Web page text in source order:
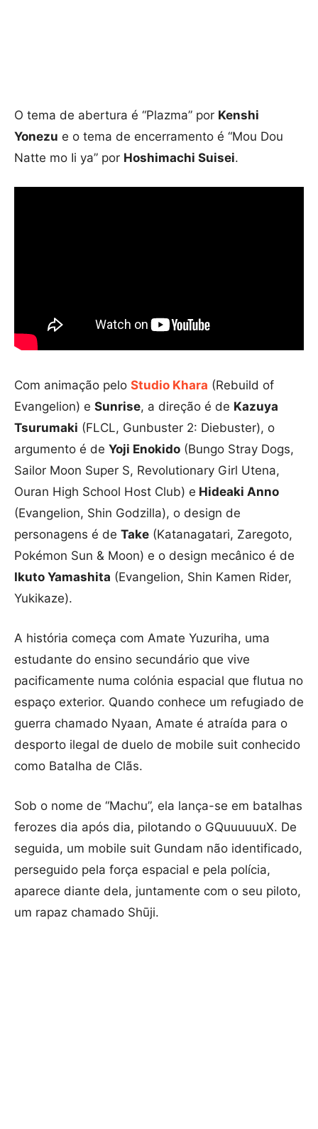
O tema de abertura é “Plazma” por Kenshi
Yonezu e o tema de encerramento é “Mou Dou
Natte mo Ii ya” por Hoshimachi Suisei.
Com animação pelo Studio Khara (Rebuild of
Evangelion) e Sunrise, a direção é de Kazuya
Tsurumaki (FLCL, Gunbuster 2: Diebuster), o
argumento é de Yoji Enokido (Bungo Stray Dogs,
Sailor Moon Super S, Revolutionary Girl Utena,
Ouran High School Host Club) e Hideaki Anno
(Evangelion, Shin Godzilla), o design de
personagens é de Take (Katanagatari, Zaregoto,
Pokémon Sun & Moon) e o design mecânico é de
Ikuto Yamashita (Evangelion, Shin Kamen Rider,
Yukikaze).
A história começa com Amate Yuzuriha, uma
estudante do ensino secundário que vive
pacificamente numa colónia espacial que flutua no
espaço exterior. Quando conhece um refugiado de
guerra chamado Nyaan, Amate é atraída para o
desporto ilegal de duelo de mobile suit conhecido
como Batalha de Clãs.
Sob o nome de “Machu”, ela lança-se em batalhas
ferozes dia após dia, pilotando o GQuuuuuuX. De
seguida, um mobile suit Gundam não identificado,
perseguido pela força espacial e pela polícia,
aparece diante dela, juntamente com o seu piloto,
um rapaz chamado Shūji.